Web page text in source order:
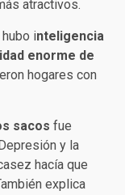
atractivos.
hubo inteligencia
enorme de
hogares con
sacos fue
y la
hacía que
explica